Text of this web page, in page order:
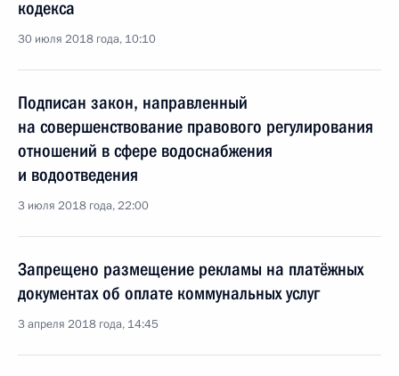
кодекса
30 июля 2018 года, 10:10
Подписан закон, направленный
на совершенствование правового регулирования
отношений в сфере водоснабжения
и водоотведения
3 июля 2018 года, 22:00
Запрещено размещение рекламы на платёжных
документах об оплате коммунальных услуг
3 апреля 2018 года, 14:45